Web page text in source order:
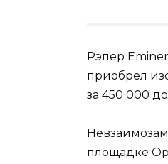
Рэпер
приобрел
за 450 000
площадке